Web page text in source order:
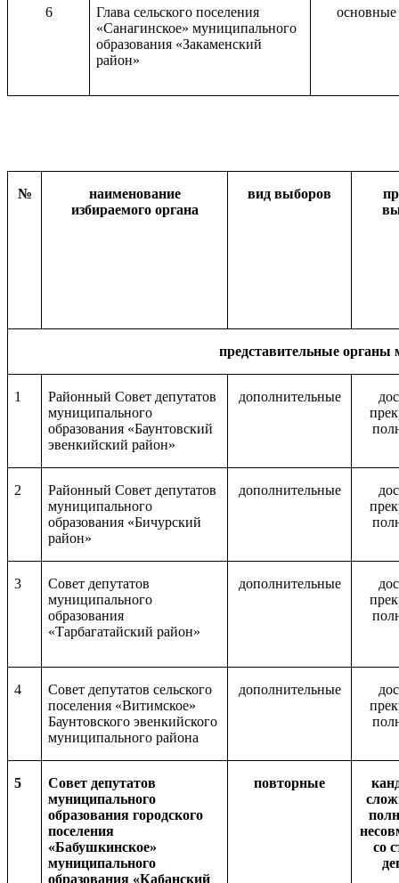
6
Глава сельского поселения
«Санагинское» муниципального
образования «Закаменский
район»
основные
№
наименование
избираемого органа
вид выборов
представительные органы
1
Районный Совет депутатов
муниципального
образования «Баунтовский
эвенкийский район»
дополнительные
2
Районный Совет депутатов
муниципального
образования «Бичурский
район»
дополнительные
3
Совет депутатов
муниципального
образования
«Тарбагатайский район»
дополнительные
4
Совет депутатов сельского
поселения «Витимское»
Баунтовского эвенкийского
муниципального района
дополнительные
5
Совет депутатов
муниципального
образования городского
поселения
«Бабушкинское»
муниципального
образования «Кабанский
повторные
со